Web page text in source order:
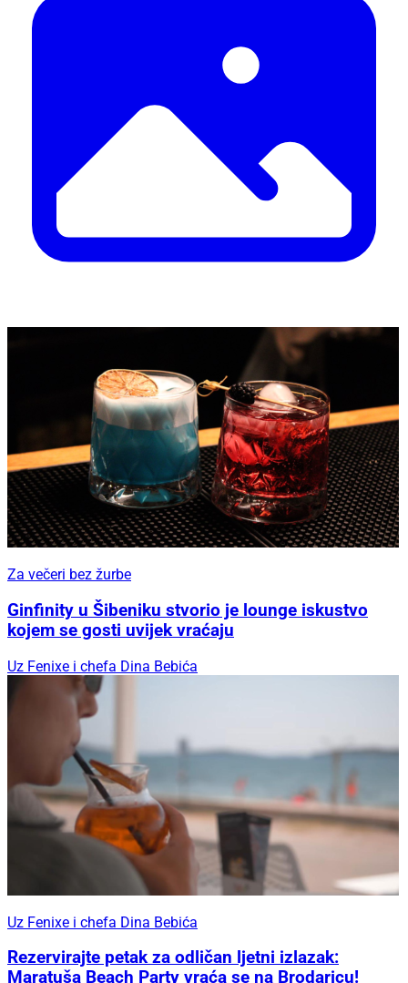
Za večeri bez žurbe
Ginfinity u Šibeniku stvorio je lounge iskustvo
kojem se gosti uvijek vraćaju
Uz Fenixe i chefa Dina Bebića
Uz Fenixe i chefa Dina Bebića
Rezervirajte petak za odličan ljetni izlazak:
Maratuša Beach Party vraća se na Brodaricu!